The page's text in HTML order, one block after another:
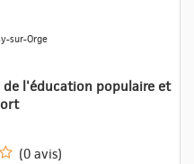
sur-Orge
de l'éducation populaire et
(0 avis)